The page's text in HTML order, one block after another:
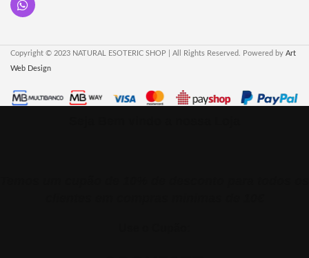
Copyright © 2023 NATURAL ESOTERIC SHOP | All Rights Reserved. Powered by Art
Web Design